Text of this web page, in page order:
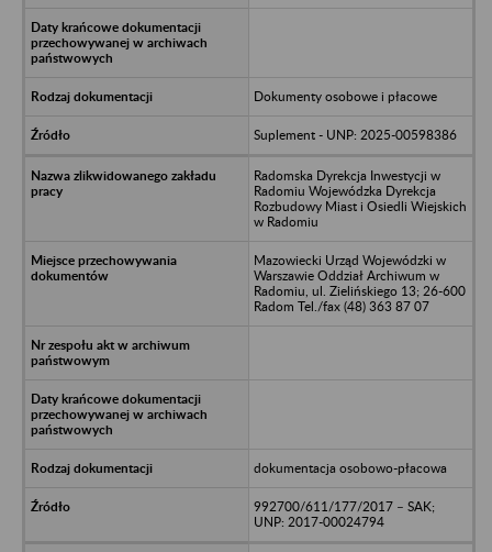
Dokumenty osobowe i płacowe
Suplement - UNP: 2025-00598386
Radomska Dyrekcja Inwestycji w
Radomiu Wojewódzka Dyrekcja
Rozbudowy Miast i Osiedli Wiejskich
w Radomiu
Mazowiecki Urząd Wojewódzki w
Warszawie Oddział Archiwum w
Radomiu, ul. Zielińskiego 13; 26-600
Radom Tel./fax (48) 363 87 07
dokumentacja osobowo-płacowa
992700/611/177/2017 – SAK;
UNP: 2017-00024794